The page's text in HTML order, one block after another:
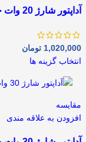
آداپتور شارژ 20 وات جوی‌روم مدل QP2011
1,020,000 تومان
انتخاب گزینه ها
مقايسه
افزودن به علاقه مندی